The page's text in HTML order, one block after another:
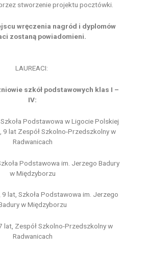
stworzenie projektu pocztówki.
wręczenia nagród i dyplomów
zostaną powiadomieni.
LAUREACI:
szkół podstawowych klas I –
IV:
Podstawowa w Ligocie Polskiej
9 lat Zespół Szkolno-Przedszkolny w
Radwanicach
Podstawowa im. Jerzego Badury
w Międzyborzu
lat, Szkoła Podstawowa im. Jerzego
w Międzyborzu
lat, Zespół Szkolno-Przedszkolny w
Radwanicach